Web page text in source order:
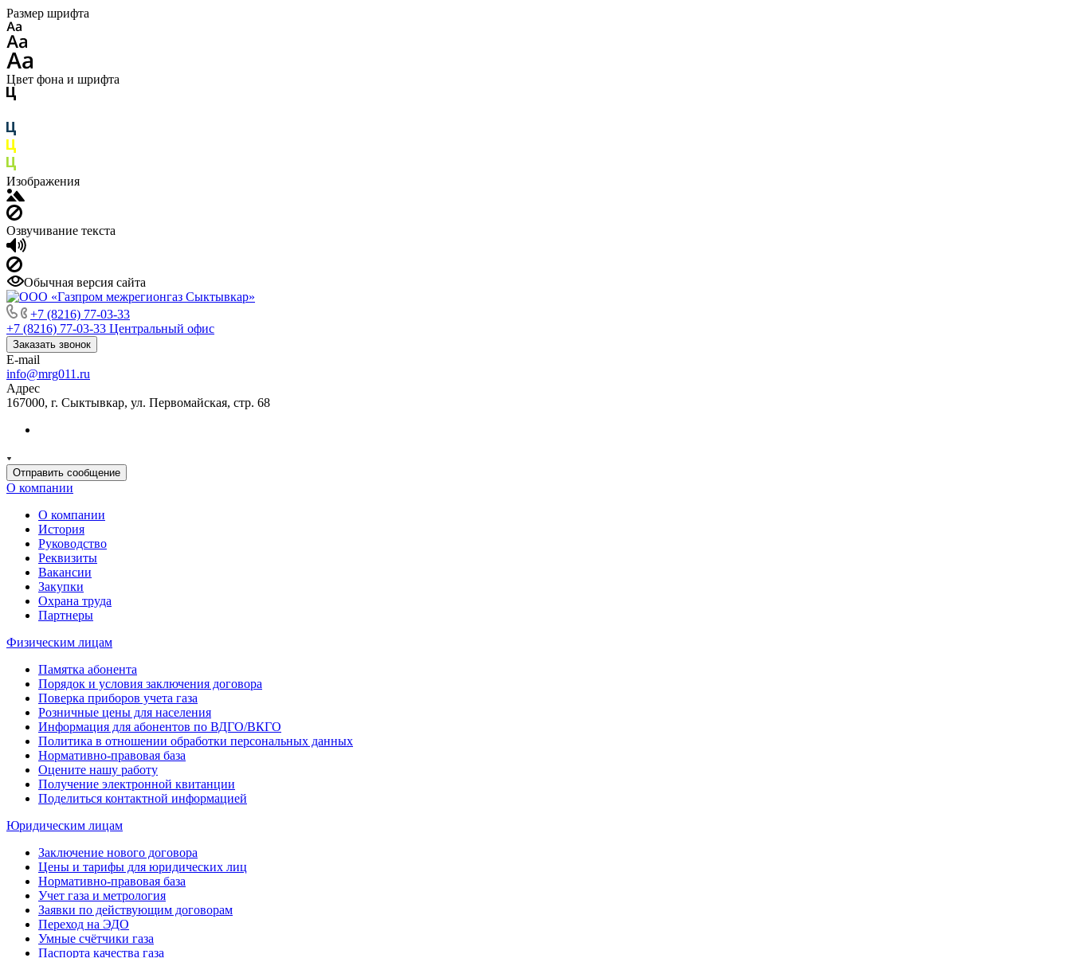
Размер шрифта
Цвет фона и шрифта
Изображения
Озвучивание текста
Обычная версия сайта
+7 (8216) 77-03-33
+7 (8216) 77-03-33 Центральный офис
Заказать звонок
E-mail
info@mrg011.ru
Адрес
167000, г. Сыктывкар, ул. Первомайская, стр. 68
Отправить сообщение
О компании
О компании
История
Руководство
Реквизиты
Вакансии
Закупки
Охрана труда
Партнеры
Физическим лицам
Памятка абонента
Порядок и условия заключения договора
Поверка приборов учета газа
Розничные цены для населения
Информация для абонентов по ВДГО/ВКГО
Политика в отношении обработки персональных данных
Нормативно-правовая база
Оцените нашу работу
Получение электронной квитанции
Поделиться контактной информацией
Юридическим лицам
Заключение нового договора
Цены и тарифы для юридических лиц
Нормативно-правовая база
Учет газа и метрология
Заявки по действующим договорам
Переход на ЭДО
Умные счётчики газа
Паспорта качества газа